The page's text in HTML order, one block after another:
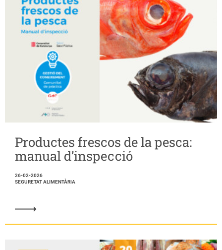
Productes frescos de la pesca:
manual d’inspecció
26-02-2026
SEGURETAT ALIMENTÀRIA